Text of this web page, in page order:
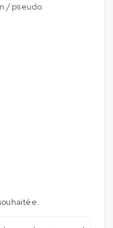
/ pseudo.